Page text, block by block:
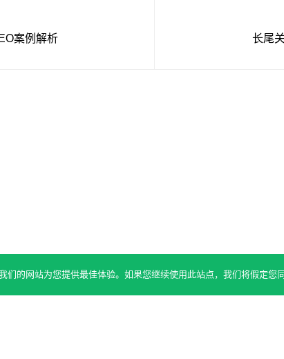
案例解析 长尾
们的网站为您提供最佳体验。如果您继续使用此站点，我们将假定您同